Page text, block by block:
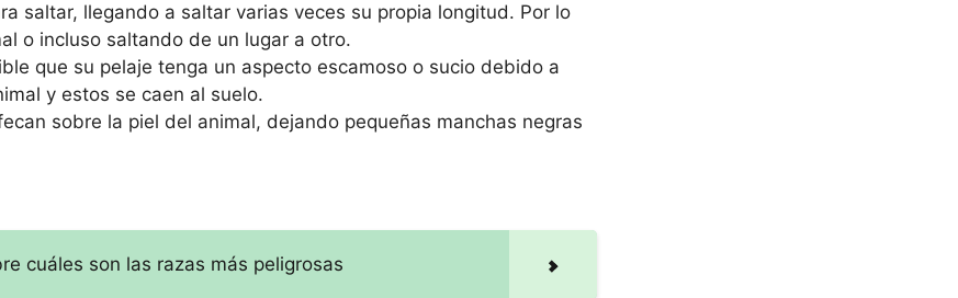
saltar, llegando a saltar varias veces su propia longitud. Por lo
o incluso saltando de un lugar a otro.
que su pelaje tenga un aspecto escamoso o sucio debido a
y estos se caen al suelo.
sobre la piel del animal, dejando pequeñas manchas negras
cuáles son las razas más peligrosas